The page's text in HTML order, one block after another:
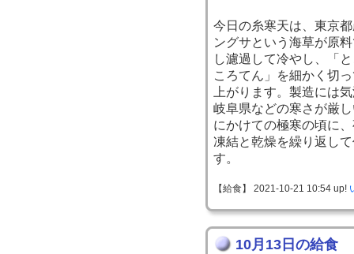
今日の糸寒天は、東京
ングサという海草が原
し濾過して冷やし、「
ころてん」を細かく切
上がります。製造には
岐阜県などの寒さが厳
にかけての極寒の頃に
凍結と乾燥を繰り返し
す。
【給食】 2021-10-21 10:54 up!
10月13日の給食